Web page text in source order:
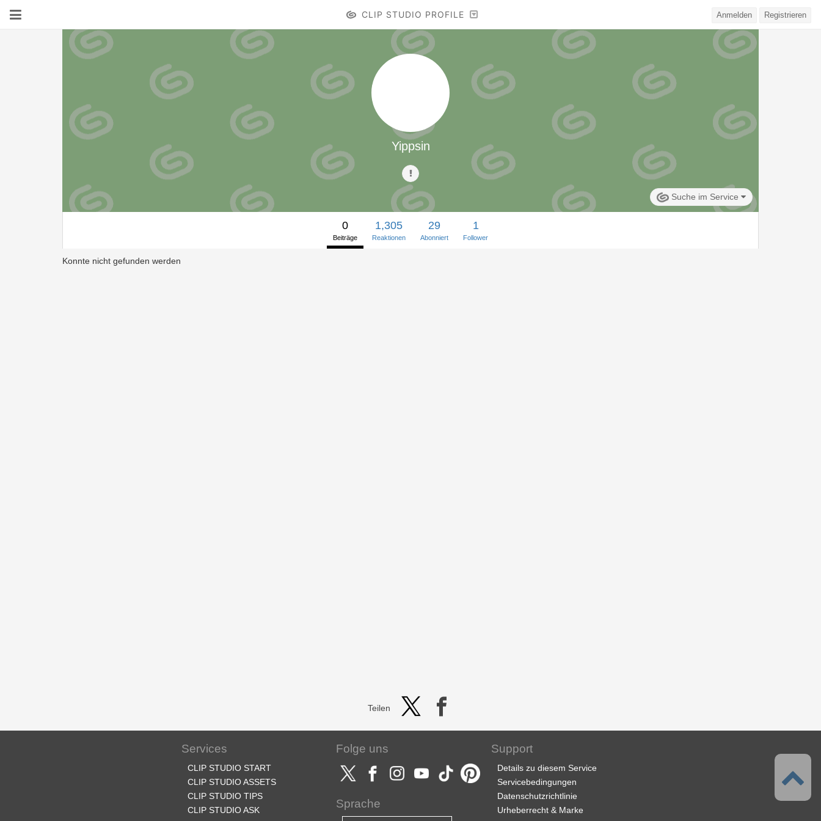
CLIP STUDIO PROFILE Anmelden Registrieren
Yippsin
Suche im Service
0
Beiträge
1,305
Reaktionen
29
Abonniert
1
Follower
Konnte nicht gefunden werden
Teilen
Services
CLIP STUDIO START
CLIP STUDIO ASSETS
CLIP STUDIO TIPS
CLIP STUDIO ASK
Folge uns
Sprache
Support
Details zu diesem Service
Servicebedingungen
Datenschutzrichtlinie
Urheberrecht & Marke